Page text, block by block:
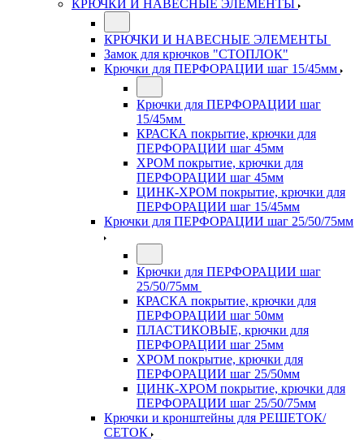
КРЮЧКИ И НАВЕСНЫЕ ЭЛЕМЕНТЫ
КРЮЧКИ И НАВЕСНЫЕ ЭЛЕМЕНТЫ
Замок для крючков "СТОПЛОК"
Крючки для ПЕРФОРАЦИИ шаг 15/45мм
Крючки для ПЕРФОРАЦИИ шаг
15/45мм
КРАСКА покрытие, крючки для
ПЕРФОРАЦИИ шаг 45мм
ХРОМ покрытие, крючки для
ПЕРФОРАЦИИ шаг 45мм
ЦИНК-ХРОМ покрытие, крючки для
ПЕРФОРАЦИИ шаг 15/45мм
Крючки для ПЕРФОРАЦИИ шаг 25/50/75мм
Крючки для ПЕРФОРАЦИИ шаг
25/50/75мм
КРАСКА покрытие, крючки для
ПЕРФОРАЦИИ шаг 50мм
ПЛАСТИКОВЫЕ, крючки для
ПЕРФОРАЦИИ шаг 25мм
ХРОМ покрытие, крючки для
ПЕРФОРАЦИИ шаг 25/50мм
ЦИНК-ХРОМ покрытие, крючки для
ПЕРФОРАЦИИ шаг 25/50/75мм
Крючки и кронштейны для РЕШЕТОК/
СЕТОК